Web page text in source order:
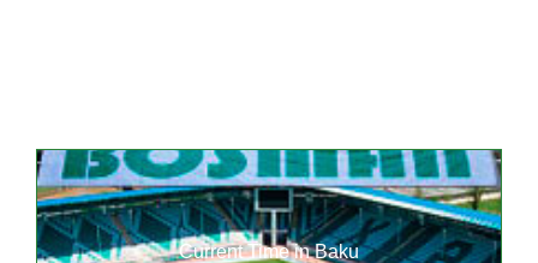
Current Time in Baku